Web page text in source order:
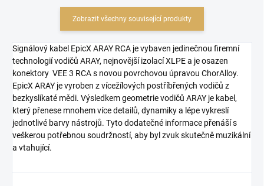
Zobrazit všechny související produkty
Signálový kabel EpicX ARAY RCA je vybaven jedinečnou firemní
technologií vodičů ARAY, nejnovější izolací XLPE a je osazen
konektory VEE 3 RCA s novou povrchovou úpravou ChorAlloy.
EpicX ARAY je vyroben z vícežílových postříbřených vodičů z
bezkyslíkaté mědi. Výsledkem geometrie vodičů ARAY je kabel,
který přenese mnohem více detailů, dynamiky a lépe vykreslí
jednotlivé barvy nástrojů. Tyto dodatečné informace přenáší s
veškerou potřebnou soudržností, aby byl zvuk skutečně muzikální
a vtahující.